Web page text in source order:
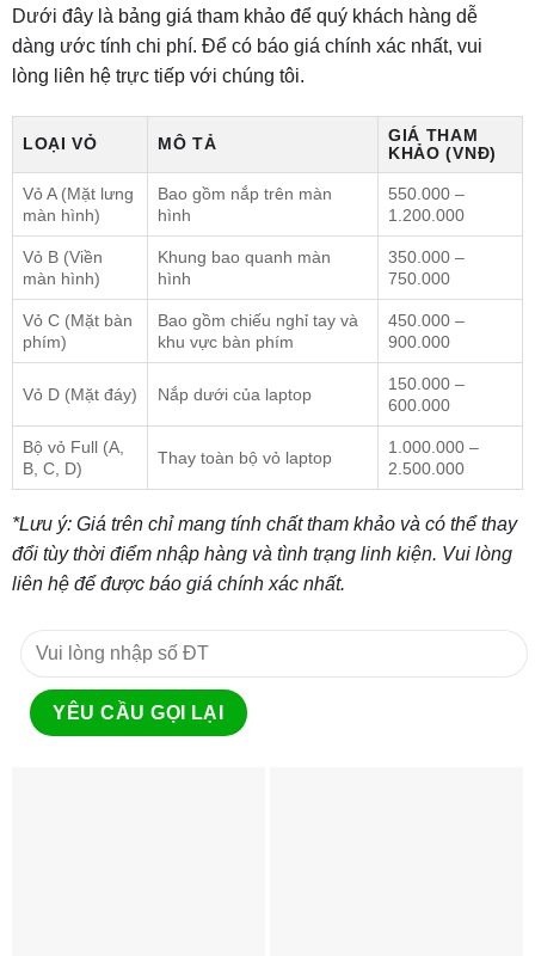
Dưới đây là bảng giá tham khảo để quý khách hàng dễ
dàng ước tính chi phí. Để có báo giá chính xác nhất, vui
lòng liên hệ trực tiếp với chúng tôi.
LOẠI VỎ MÔ TẢ
GIÁ THAM
KHẢO (VNĐ)
Vỏ A (Mặt lưng
màn hình)
Bao gồm nắp trên màn
hình
550.000 –
1.200.000
Vỏ B (Viền
màn hình)
Khung bao quanh màn
hình
350.000 –
750.000
Vỏ C (Mặt bàn
phím)
Bao gồm chiếu nghỉ tay và
khu vực bàn phím
450.000 –
900.000
Vỏ D (Mặt đáy) Nắp dưới của laptop
150.000 –
600.000
Bộ vỏ Full (A,
B, C, D)
Thay toàn bộ vỏ laptop
1.000.000 –
2.500.000
*Lưu ý: Giá trên chỉ mang tính chất tham khảo và có thể thay
đổi tùy thời điểm nhập hàng và tình trạng linh kiện. Vui lòng
liên hệ để được báo giá chính xác nhất.